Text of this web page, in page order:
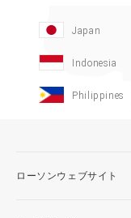
Japan
Indonesia
Philippines
ローソンウェブサイト